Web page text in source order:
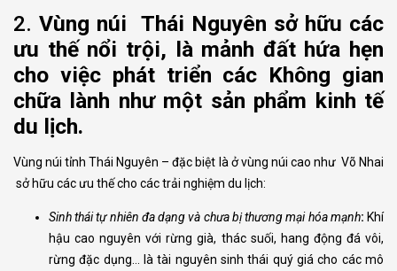
2.Vùng núi Thái Nguyên sở hữu các
ưu thế nổi trội, là mảnh đất hứa hẹn
cho việc phát triển các Không gian
chữa lành như một sản phẩm kinh tế
du lịch.
Vùng núi tỉnh Thái Nguyên – đặc biệt là ở vùng núi cao như Võ Nhai
sở hữu các ưu thế cho các trải nghiệm du lịch:
Sinh thái tự nhiên đa dạng và chưa bị thương mại hóa mạnh: Khí
hậu cao nguyên với rừng già, thác suối, hang động đá vôi,
rừng đặc dụng… là tài nguyên sinh thái quý giá cho các mô